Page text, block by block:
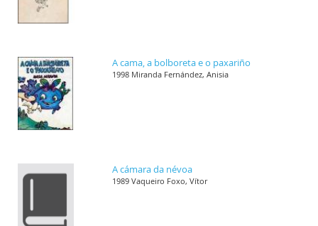
A cama, a bolboreta e o paxariño
1998 Miranda Fernández, Anisia
A cámara da névoa
1989 Vaqueiro Foxo, Vítor